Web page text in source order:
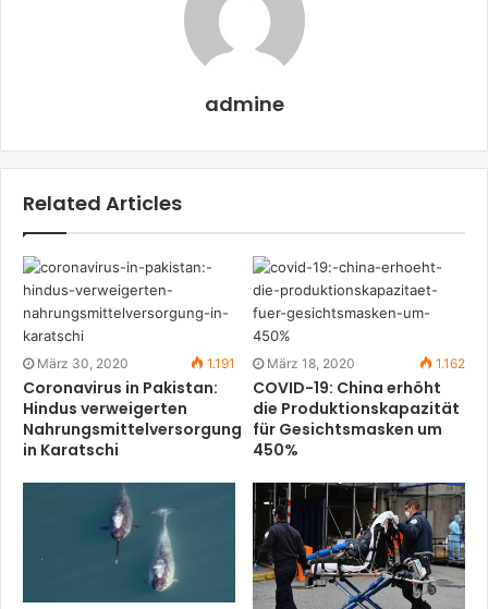
admine
Related Articles
März 30, 2020 1.191
Coronavirus in Pakistan:
Hindus verweigerten
Nahrungsmittelversorgung
in Karatschi
März 18, 2020 1.162
COVID-19: China erhöht
die Produktionskapazität
für Gesichtsmasken um
450%